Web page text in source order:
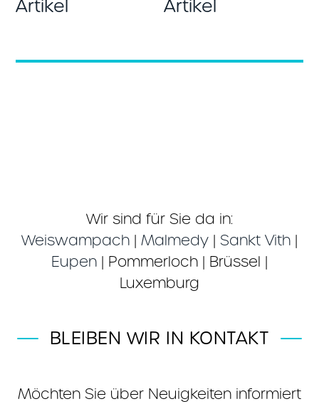
Artikel
Artikel
Wir sind für Sie da in:
Weiswampach | Malmedy | Sankt Vith |
Eupen | Pommerloch | Brüssel |
Luxemburg
BLEIBEN WIR IN KONTAKT
Möchten Sie über Neuigkeiten informiert